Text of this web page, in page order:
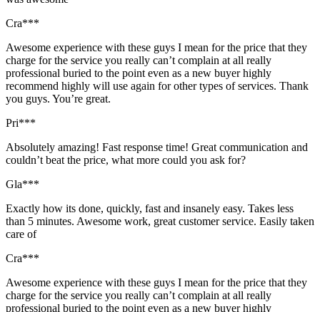
Cra***
Awesome experience with these guys I mean for the price that they
charge for the service you really can’t complain at all really
professional buried to the point even as a new buyer highly
recommend highly will use again for other types of services. Thank
you guys. You’re great.
Pri***
Absolutely amazing! Fast response time! Great communication and
couldn’t beat the price, what more could you ask for?
Gla***
Exactly how its done, quickly, fast and insanely easy. Takes less
than 5 minutes. Awesome work, great customer service. Easily taken
care of
Cra***
Awesome experience with these guys I mean for the price that they
charge for the service you really can’t complain at all really
professional buried to the point even as a new buyer highly